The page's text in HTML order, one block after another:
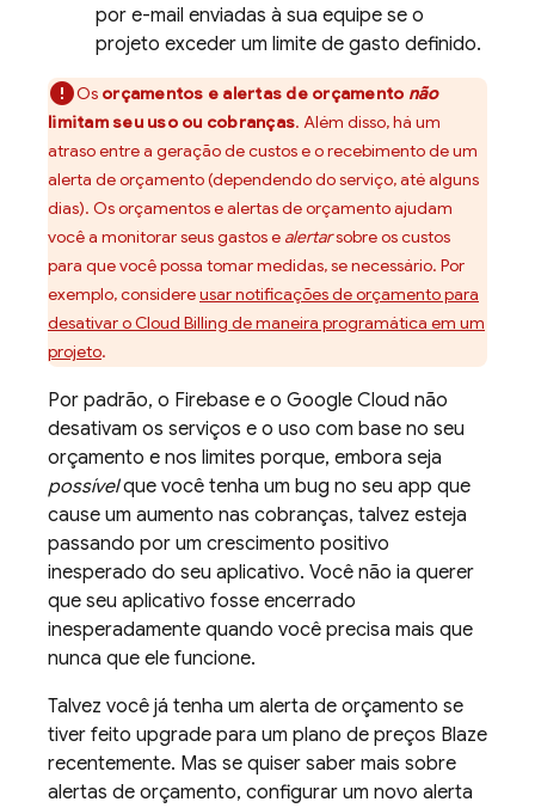
por e-mail enviadas à sua equipe se o
projeto exceder um limite de gasto definido.
Os orçamentos e alertas de orçamento não
limitam seu uso ou cobranças. Além disso, há um
atraso entre a geração de custos e o recebimento de um
alerta de orçamento (dependendo do serviço, até alguns
dias). Os orçamentos e alertas de orçamento ajudam
você a monitorar seus gastos e alertarsobre os custos
para que você possa tomar medidas, se necessário. Por
exemplo, considereusar notificações de orçamento para
desativar oCloud Billing de maneira programática em um
projeto.
Por padrão, o Firebase e o Google Cloud não
desativam os serviços e o uso com base no seu
orçamento e nos limites porque, embora seja
possívelque você tenha um bug no seu app que
cause um aumento nas cobranças, talvez esteja
passando por um crescimento positivo
inesperado do seu aplicativo. Você não ia querer
que seu aplicativo fosse encerrado
inesperadamente quando você precisa mais que
nunca que ele funcione.
Talvez você já tenha um alerta de orçamento se
tiver feito upgrade para um plano de preços Blaze
recentemente. Mas se quiser saber mais sobre
alertas de orçamento, configurar um novo alerta